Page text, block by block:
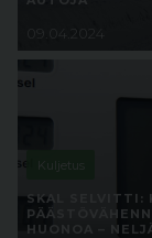
09.04.2024
Kuljetus
SKAL SELVITTI:
HUONOA –